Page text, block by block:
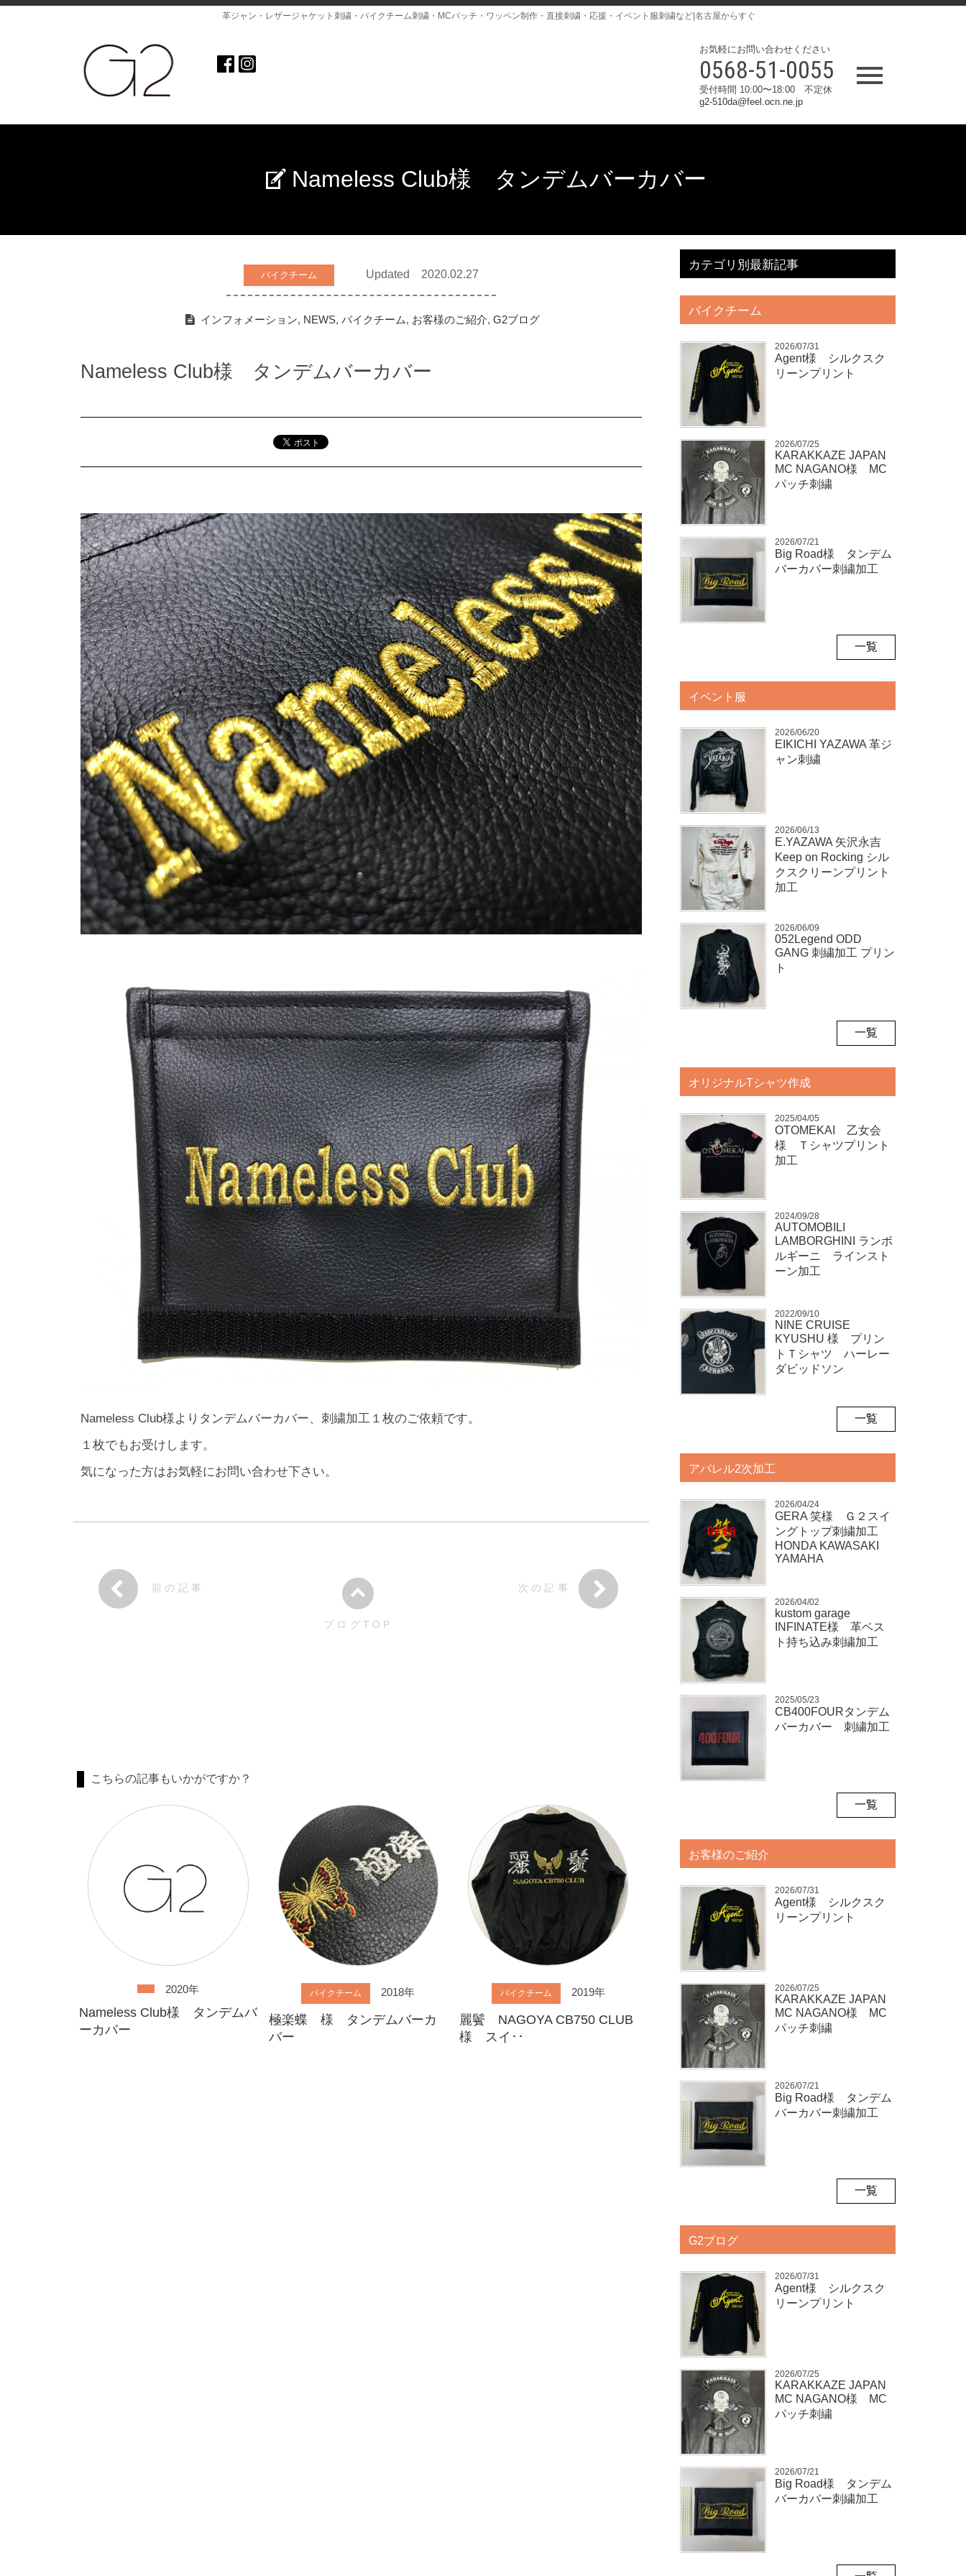
革ジャン・レザージャケット刺繍・バイクチーム刺繍・MCパッチ・ワッペン制作・直接刺繍・応援・イベント服刺繍など|名古屋からすぐ
お気軽にお問い合わせください
0568-51-0055
受付時間 10:00〜18:00 不定休
g2-510da@feel.ocn.ne.jp
Nameless Club様 タンデムバーカバー
バイクチーム Updated 2020.02.27
インフォメーション, NEWS, バイクチーム, お客様のご紹介, G2ブログ
Nameless Club様 タンデムバーカバー
Nameless Club様よりタンデムバーカバー、刺繍加工１枚のご依頼です。
１枚でもお受けします。
気になった方はお気軽にお問い合わせ下さい。
前の記事
ブログTOP
次の記事
こちらの記事もいかがですか？
2020年
Nameless Club様 タンデムバ
ーカバー
バイクチーム 2018年
極楽蝶 様 タンデムバーカ
バー
バイクチーム 2019年
麗鬢 NAGOYA CB750 CLUB
様 スイ･･
カテゴリ別最新記事
バイクチーム
2026/07/31
Agent様 シルクスク
リーンプリント
2026/07/25
KARAKKAZE JAPAN
MC NAGANO様 MC
パッチ刺繍
2026/07/21
Big Road様 タンデム
バーカバー刺繍加工
一覧
イベント服
2026/06/20
EIKICHI YAZAWA 革ジ
ャン刺繍
2026/06/13
E.YAZAWA 矢沢永吉
Keep on Rocking シル
クスクリーンプリント
加工
2026/06/09
052Legend ODD
GANG 刺繍加工 プリン
ト
一覧
オリジナルTシャツ作成
2025/04/05
OTOMEKAI 乙女会
様 Ｔシャツプリント
加工
2024/09/28
AUTOMOBILI
LAMBORGHINI ランボ
ルギーニ ラインスト
ーン加工
2022/09/10
NINE CRUISE
KYUSHU 様 プリン
トＴシャツ ハーレー
ダビッドソン
一覧
アパレル2次加工
2026/04/24
GERA 笑様 Ｇ２スイ
ングトップ刺繍加工
HONDA KAWASAKI
YAMAHA
2026/04/02
kustom garage
INFINATE様 革ベス
ト持ち込み刺繍加工
2025/05/23
CB400FOURタンデム
バーカバー 刺繍加工
一覧
お客様のご紹介
2026/07/31
Agent様 シルクスク
リーンプリント
2026/07/25
KARAKKAZE JAPAN
MC NAGANO様 MC
パッチ刺繍
2026/07/21
Big Road様 タンデム
バーカバー刺繍加工
一覧
G2ブログ
2026/07/31
Agent様 シルクスク
リーンプリント
2026/07/25
KARAKKAZE JAPAN
MC NAGANO様 MC
パッチ刺繍
2026/07/21
Big Road様 タンデム
バーカバー刺繍加工